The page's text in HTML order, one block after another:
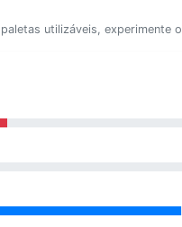
utilizáveis, experimente o